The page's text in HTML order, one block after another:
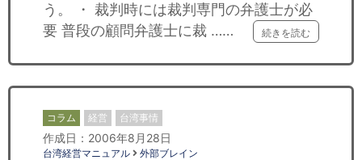
う。 ・ 裁判時には裁判専門の弁護士が必
要 普段の顧問弁護士に裁 ……
続きを読む
コラム 経営 台湾事情
作成日：2006年8月28日
台湾経営マニュアル 外部ブレイン